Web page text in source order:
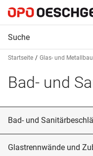
Startseite Glas- und
Bad- und
Bad- und
Glastrennwände und